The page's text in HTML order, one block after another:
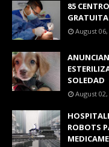
85
August 06,
SOLEDAD
August 02,
ROBOTS